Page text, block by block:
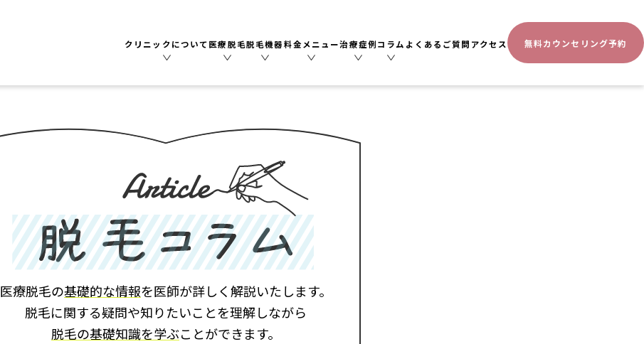
クリニックについて医療脱毛脱毛機器料金メニュー治療症例コラム よくあるご質問 アクセス 無料カウンセリング予約
​医療脱毛の基礎的な情報を医師が詳しく解説いたします。
脱毛に関する疑問や知りたいことを理解しながら
脱毛の基礎知識を学ぶことができます。